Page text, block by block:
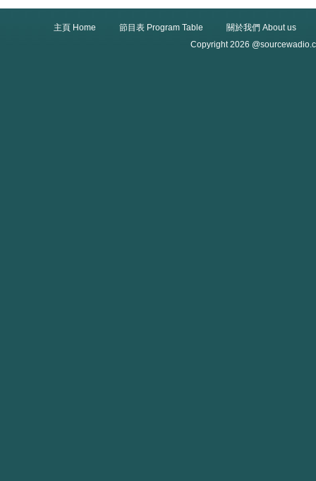
主頁 Home 節目表 Program Table
關於我們 About us
Copyright 2026